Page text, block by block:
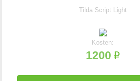
Tilda Script Light
Kosten:
1200